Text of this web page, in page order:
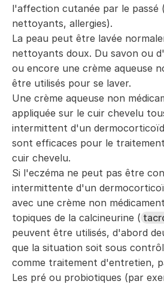
l'affection cutanée par le passé
nettoyants, allergies).
La peau peut être lavée
nettoyants doux. Du savon ou
ou encore une crème aqueuse
être utilisés pour se laver.
Une crème aqueuse non
appliquée sur le cuir chevelu
intermittent d'un
sont efficaces pour le
cuir chevelu.
Si l'eczéma ne peut pas être
intermittente d'un
avec une crème non
topiques de la calcineurine (
peuvent être utilisés, d'abord
que la situation soit sous
comme traitement d'entretien,
Les pré ou probiotiques (par